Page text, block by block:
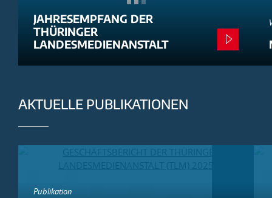
JAHRESEMPFANG DER
THÜRINGER
LANDESMEDIENANSTALT
AKTUELLE PUBLIKATIONEN
Publikation